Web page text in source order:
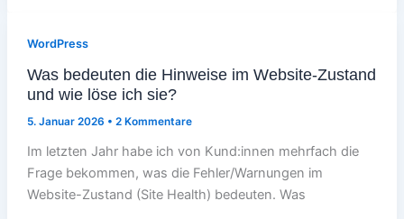
WordPress
Was bedeuten die Hinweise im Website-Zustand
und wie löse ich sie?
5. Januar 2026 • 2 Kommentare
Im letzten Jahr habe ich von Kund:innen mehrfach die
Frage bekommen, was die Fehler/Warnungen im
Website-Zustand (Site Health) bedeuten. Was